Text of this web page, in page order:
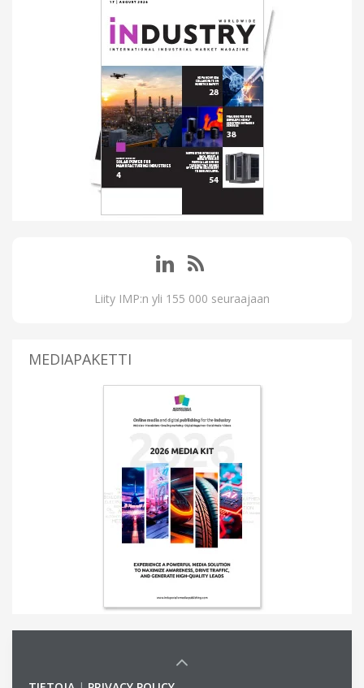
Liity IMP:n yli 155 000 seuraajaan
MEDIAPAKETTI